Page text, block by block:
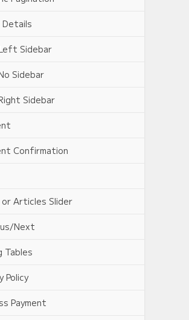
Details
Sidebar
Sidebar
Sidebar
Confirmation
Articles Slider
Next
Tables
Policy
Payment